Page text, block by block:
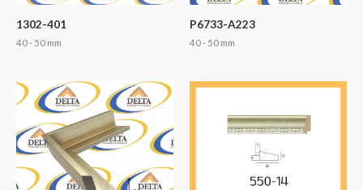
1302-401
40 - 50 mm
P6733-A223
40 - 50 mm